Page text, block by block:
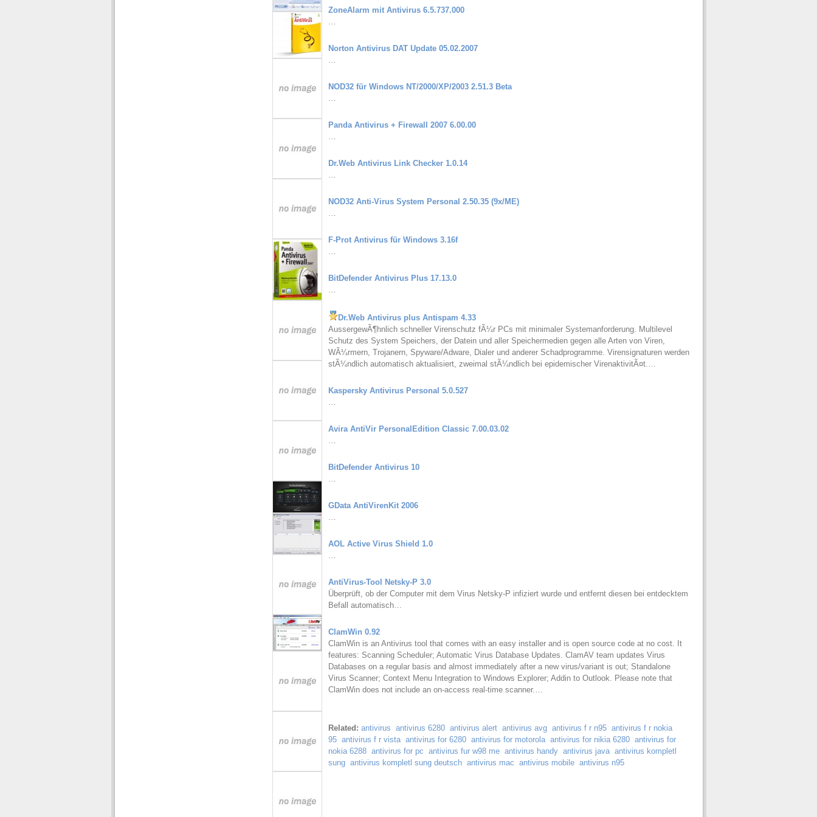
ZoneAlarm mit Antivirus 6.5.737.000
…
Norton Antivirus DAT Update 05.02.2007
…
NOD32 für Windows NT/2000/XP/2003 2.51.3 Beta
…
Panda Antivirus + Firewall 2007 6.00.00
…
Dr.Web Antivirus Link Checker 1.0.14
…
NOD32 Anti-Virus System Personal 2.50.35 (9x/ME)
…
F-Prot Antivirus für Windows 3.16f
…
BitDefender Antivirus Plus 17.13.0
…
Dr.Web Antivirus plus Antispam 4.33
AussergewÃ¶hnlich schneller Virenschutz fÃ¼r PCs mit minimaler Systemanforderung. Multilevel
Schutz des System Speichers, der Datein und aller Speichermedien gegen alle Arten von Viren,
WÃ¼rmern, Trojanern, Spyware/Adware, Dialer und anderer Schadprogramme. Virensignaturen werden
stÃ¼ndlich automatisch aktualisiert, zweimal stÃ¼ndlich bei epidemischer VirenaktivitÃ¤t.…
Kaspersky Antivirus Personal 5.0.527
…
Avira AntiVir PersonalEdition Classic 7.00.03.02
…
BitDefender Antivirus 10
…
GData AntiVirenKit 2006
…
AOL Active Virus Shield 1.0
…
AntiVirus-Tool Netsky-P 3.0
Überprüft, ob der Computer mit dem Virus Netsky-P infiziert wurde und entfernt diesen bei entdecktem
Befall automatisch…
ClamWin 0.92
ClamWin is an Antivirus tool that comes with an easy installer and is open source code at no cost. It
features: Scanning Scheduler; Automatic Virus Database Updates. ClamAV team updates Virus
Databases on a regular basis and almost immediately after a new virus/variant is out; Standalone
Virus Scanner; Context Menu Integration to Windows Explorer; Addin to Outlook. Please note that
ClamWin does not include an on-access real-time scanner.…
Related: antivirus antivirus 6280 antivirus alert antivirus avg antivirus f r n95 antivirus f r nokia
95 antivirus f r vista antivirus for 6280 antivirus for motorola antivirus for nikia 6280 antivirus for
nokia 6288 antivirus for pc antivirus fur w98 me antivirus handy antivirus java antivirus kompletl
sung antivirus kompletl sung deutsch antivirus mac antivirus mobile antivirus n95